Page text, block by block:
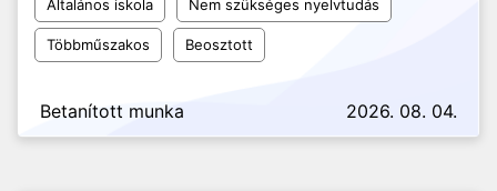
Általános iskola Nem szükséges nyelvtudás
Többműszakos Beosztott
Betanított munka 2026. 08. 04.